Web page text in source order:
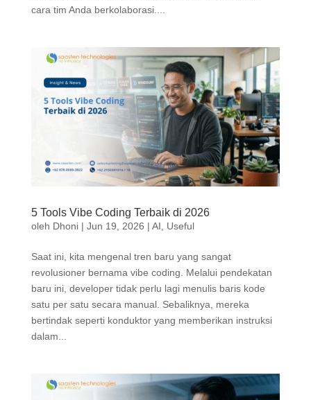
cara tim Anda berkolaborasi....
5 Tools Vibe Coding Terbaik di 2026
oleh Dhoni| Jun 19, 2026 | AI, Useful
Saat ini, kita mengenal tren baru yang sangat
revolusioner bernama vibe coding. Melalui pendekatan
baru ini, developer tidak perlu lagi menulis baris kode
satu per satu secara manual. Sebaliknya, mereka
bertindak seperti konduktor yang memberikan instruksi
dalam...